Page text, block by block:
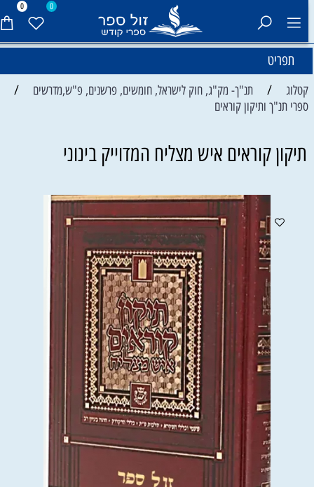
0 0
תפריט
קטלוג / תנ"ך- מק"ג, חוק לישראל, חומשים, פרשנים, פ"ש,מדרשים /
ספרי תנ"ך ותיקון קוראים
תיקון קוראים איש מצליח המדוייק בינוני